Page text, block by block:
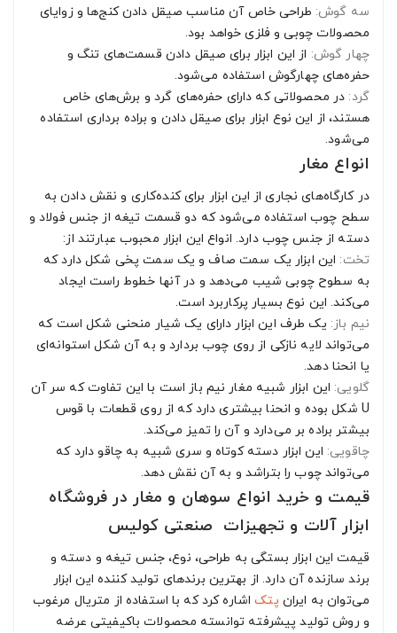
سه گوش: طراحی خاص آن مناسب صیقل دادن کنج‌ها و زوایای
محصولات چوبی و فلزی خواهد بود.
چهار گوش: از این ابزار برای صیقل دادن قسمت‌های تنگ و
حفره‌های چهارگوش استفاده می‌شود.
گرد: در محصولاتی که دارای حفره‌های گرد و برش‌های خاص
هستند، از این نوع ابزار برای صیقل دادن و براده برداری استفاده
می‌شود.
انواع مغار
در کارگاه‌های نجاری از این ابزار برای کنده‌کاری و نقش دادن به
سطح چوب استفاده می‌شود که دو قسمت تیغه از جنس فولاد و
دسته از جنس چوب دارد. انواع این ابزار محبوب عبارتند از:
تخت: این ابزار یک سمت صاف و یک سمت پخی شکل دارد که
به سطوح چوبی شیب می‌دهد و در آنها خطوط راست ایجاد
می‌کند. این نوع بسیار پرکاربرد است.
نیم باز: یک طرف این ابزار دارای یک شیار منحنی شکل است که
می‌تواند لایه نازکی از روی چوب بردارد و به آن شکل استوانه‌ای
یا انحنا دهد.
گلویی: این ابزار شبیه مغار نیم باز است با این تفاوت که سر آن
U شکل بوده و انحنا بیشتری دارد که از روی قطعات با قوس
بیشتر براده بر می‌دارد و آن را تمیز می‌کند.
چاقویی: این ابزار دسته کوتاه و سری شبیه به چاقو دارد که
می‌تواند چوب را بتراشد و به آن نقش دهد.
قیمت و خرید انواع سوهان و مغار در فروشگاه
ابزار آلات و تجهیزات صنعتی کولیس
قیمت این ابزار بستگی به طراحی، نوع، جنس تیغه و دسته و
برند سازنده آن دارد. از بهترین برندهای تولید کننده این ابزار
می‌توان به ایران پتکاشاره کرد که با استفاده از متریال مرغوب
و روش تولید پیشرفته توانسته محصولات باکیفیتی عرضه